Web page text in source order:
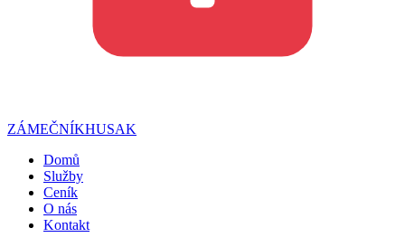
ZÁMEČNÍKHUSAK
Domů
Služby
Ceník
O nás
Kontakt